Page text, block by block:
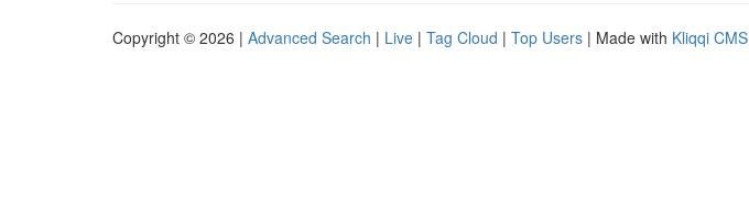
Copyright © 2026 | Advanced Search | Live | Tag Cloud | Top Users | Made with Kliqqi CMS